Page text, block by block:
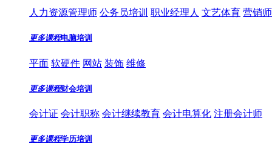
人力资源管理师 公务员培训 职业经理人 文艺体育 营销
更多课程电脑培训
平面 软硬件 网站 装饰 维修
更多课程财会培训
会计证 会计职称 会计继续教育 会计电算化 注册会计师
更多课程学历培训